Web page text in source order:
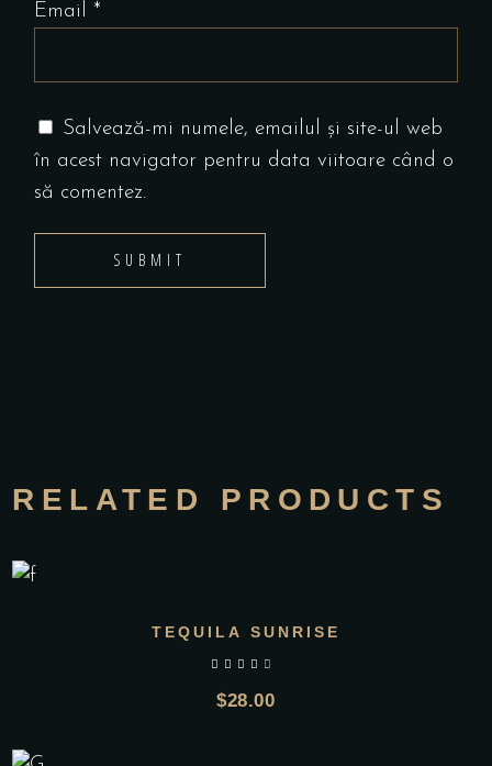
Email *
Salvează-mi numele, emailul și site-ul web
în acest navigator pentru data viitoare când o
să comentez.
RELATED PRODUCTS
TEQUILA SUNRISE
$28.00